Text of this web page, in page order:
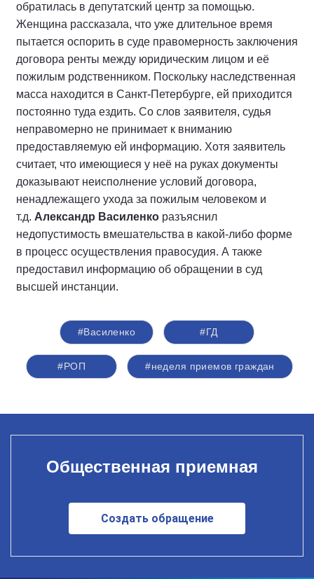
обратилась в депутатский центр за помощью.
Женщина рассказала, что уже длительное время
пытается оспорить в суде правомерность заключения
договора ренты между юридическим лицом и её
пожилым родственником. Поскольку наследственная
масса находится в Санкт-Петербурге, ей приходится
постоянно туда ездить. Со слов заявителя, судья
неправомерно не принимает к вниманию
предоставляемую ей информацию. Хотя заявитель
считает, что имеющиеся у неё на руках документы
доказывают неисполнение условий договора,
ненадлежащего ухода за пожилым человеком и
т.д. Александр Василенко разъяснил
недопустимость вмешательства в какой-либо форме
в процесс осуществления правосудия. А также
предоставил информацию об обращении в суд
высшей инстанции.
#Василенко #ГД
#РОП #неделя приемов граждан
Общественная приемная
Создать обращение